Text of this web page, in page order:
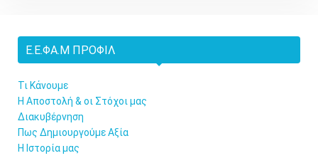
Ε.Ε.ΦΑ.Μ ΠΡΟΦΊΛ
Τι Κάνουμε
Η Αποστολή & οι Στόχοι μας
Διακυβέρνηση
Πως Δημιουργούμε Αξία
Η Ιστορία μας